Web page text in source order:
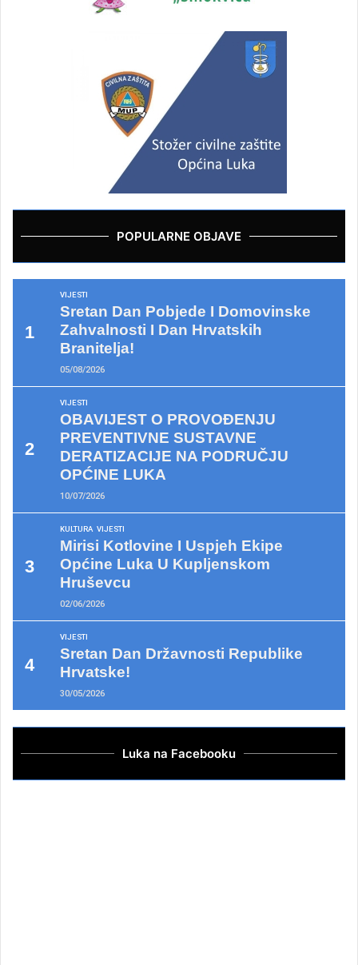
POPULARNE OBJAVE
VIJESTI
Sretan Dan Pobjede I Domovinske
Zahvalnosti I Dan Hrvatskih
Branitelja!
05/08/2026
VIJESTI
OBAVIJEST O PROVOĐENJU
PREVENTIVNE SUSTAVNE
DERATIZACIJE NA PODRUČJU
OPĆINE LUKA
10/07/2026
KULTURA VIJESTI
Mirisi Kotlovine I Uspjeh Ekipe
Općine Luka U Kupljenskom
Hruševcu
02/06/2026
VIJESTI
Sretan Dan Državnosti Republike
Hrvatske!
30/05/2026
Luka na Facebooku